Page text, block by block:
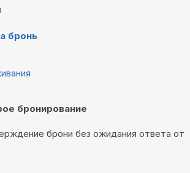
бронь
бронирование
брони без ожидания ответа от